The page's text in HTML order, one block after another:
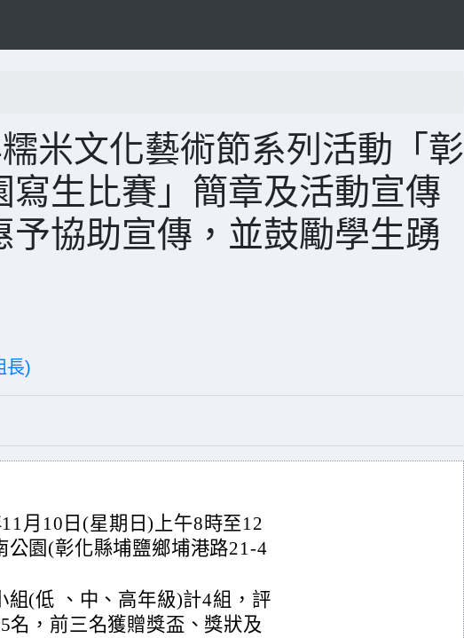
米文化藝術節系列活動「彰
寫生比賽」簡章及活動宣傳
協助宣傳，並鼓勵學生踴
長)
月10日(星期日)上午8時至12
公園(彰化縣埔鹽鄉埔港路21-4
組(低 、中、高年級)計4組，評
名，前三名獲贈獎盃、獎狀及